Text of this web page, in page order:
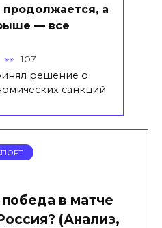
продолжается, а
— все
107
решение о
санкций
в матче
(Анализ,